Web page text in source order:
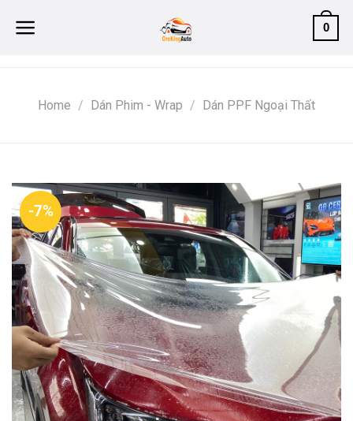
0
Home / Dán Phim - Wrap / Dán PPF Ngoại Thất
-7%